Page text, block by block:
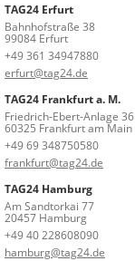
TAG24 Erfurt
Bahnhofstraße 38
99084 Erfurt
+49 361 34947880
erfurt@tag24.de
TAG24 Frankfurt a. M.
Friedrich-Ebert-Anlage 36
60325 Frankfurt am Main
+49 69 348750580
frankfurt@tag24.de
TAG24 Hamburg
Am Sandtorkai 77
20457 Hamburg
+49 40 228608090
hamburg@tag24.de